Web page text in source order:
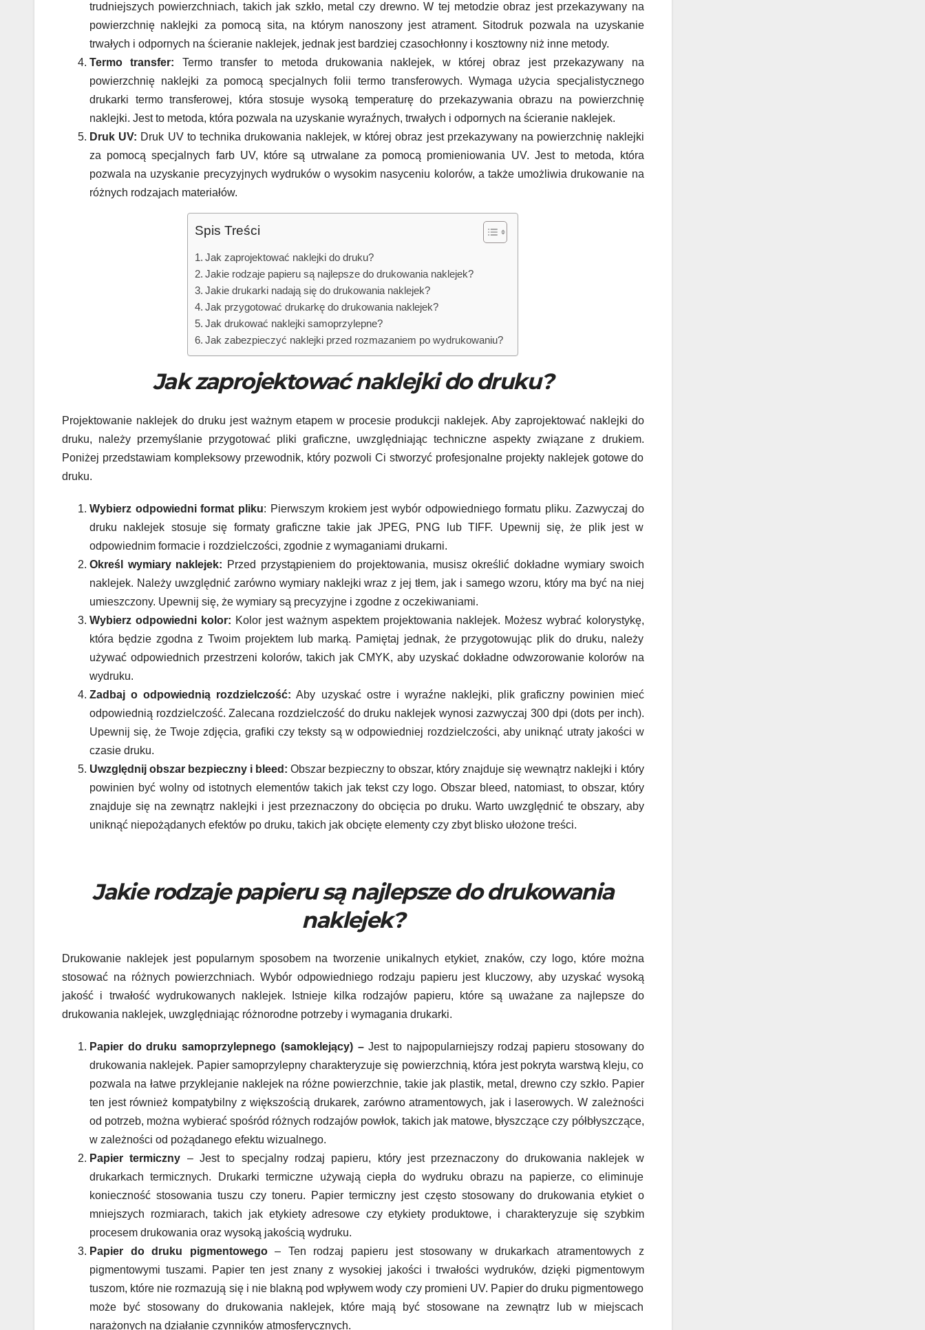
trudniejszych powierzchniach, takich jak szkło, metal czy drewno. W tej metodzie obraz jest przekazywany na
powierzchnię naklejki za pomocą sita, na którym nanoszony jest atrament. Sitodruk pozwala na uzyskanie
trwałych i odpornych na ścieranie naklejek, jednak jest bardziej czasochłonny i kosztowny niż inne metody.
Termo transfer: Termo transfer to metoda drukowania naklejek, w której obraz jest przekazywany na
powierzchnię naklejki za pomocą specjalnych folii termo transferowych. Wymaga użycia specjalistycznego
drukarki termo transferowej, która stosuje wysoką temperaturę do przekazywania obrazu na powierzchnię
naklejki. Jest to metoda, która pozwala na uzyskanie wyraźnych, trwałych i odpornych na ścieranie naklejek.
Druk UV: Druk UV to technika drukowania naklejek, w której obraz jest przekazywany na powierzchnię naklejki
za pomocą specjalnych farb UV, które są utrwalane za pomocą promieniowania UV. Jest to metoda, która
pozwala na uzyskanie precyzyjnych wydruków o wysokim nasyceniu kolorów, a także umożliwia drukowanie na
różnych rodzajach materiałów.
Spis Treści
Jak zaprojektować naklejki do druku?
Jakie rodzaje papieru są najlepsze do drukowania naklejek?
Jakie drukarki nadają się do drukowania naklejek?
Jak przygotować drukarkę do drukowania naklejek?
Jak drukować naklejki samoprzylepne?
Jak zabezpieczyć naklejki przed rozmazaniem po wydrukowaniu?
Jak zaprojektować naklejki do druku?
Projektowanie naklejek do druku jest ważnym etapem w procesie produkcji naklejek. Aby zaprojektować naklejki do
druku, należy przemyślanie przygotować pliki graficzne, uwzględniając techniczne aspekty związane z drukiem.
Poniżej przedstawiam kompleksowy przewodnik, który pozwoli Ci stworzyć profesjonalne projekty naklejek gotowe do
druku.
Wybierz odpowiedni format pliku: Pierwszym krokiem jest wybór odpowiedniego formatu pliku. Zazwyczaj do
druku naklejek stosuje się formaty graficzne takie jak JPEG, PNG lub TIFF. Upewnij się, że plik jest w
odpowiednim formacie i rozdzielczości, zgodnie z wymaganiami drukarni.
Określ wymiary naklejek: Przed przystąpieniem do projektowania, musisz określić dokładne wymiary swoich
naklejek. Należy uwzględnić zarówno wymiary naklejki wraz z jej tłem, jak i samego wzoru, który ma być na niej
umieszczony. Upewnij się, że wymiary są precyzyjne i zgodne z oczekiwaniami.
Wybierz odpowiedni kolor: Kolor jest ważnym aspektem projektowania naklejek. Możesz wybrać kolorystykę,
która będzie zgodna z Twoim projektem lub marką. Pamiętaj jednak, że przygotowując plik do druku, należy
używać odpowiednich przestrzeni kolorów, takich jak CMYK, aby uzyskać dokładne odwzorowanie kolorów na
wydruku.
Zadbaj o odpowiednią rozdzielczość: Aby uzyskać ostre i wyraźne naklejki, plik graficzny powinien mieć
odpowiednią rozdzielczość. Zalecana rozdzielczość do druku naklejek wynosi zazwyczaj 300 dpi (dots per inch).
Upewnij się, że Twoje zdjęcia, grafiki czy teksty są w odpowiedniej rozdzielczości, aby uniknąć utraty jakości w
czasie druku.
Uwzględnij obszar bezpieczny i bleed: Obszar bezpieczny to obszar, który znajduje się wewnątrz naklejki i który
powinien być wolny od istotnych elementów takich jak tekst czy logo. Obszar bleed, natomiast, to obszar, który
znajduje się na zewnątrz naklejki i jest przeznaczony do obcięcia po druku. Warto uwzględnić te obszary, aby
uniknąć niepożądanych efektów po druku, takich jak obcięte elementy czy zbyt blisko ułożone treści.
Jakie rodzaje papieru są najlepsze do drukowania
naklejek?
Drukowanie naklejek jest popularnym sposobem na tworzenie unikalnych etykiet, znaków, czy logo, które można
stosować na różnych powierzchniach. Wybór odpowiedniego rodzaju papieru jest kluczowy, aby uzyskać wysoką
jakość i trwałość wydrukowanych naklejek. Istnieje kilka rodzajów papieru, które są uważane za najlepsze do
drukowania naklejek, uwzględniając różnorodne potrzeby i wymagania drukarki.
Papier do druku samoprzylepnego (samoklejący) –Jest to najpopularniejszy rodzaj papieru stosowany do
drukowania naklejek. Papier samoprzylepny charakteryzuje się powierzchnią, która jest pokryta warstwą kleju, co
pozwala na łatwe przyklejanie naklejek na różne powierzchnie, takie jak plastik, metal, drewno czy szkło. Papier
ten jest również kompatybilny z większością drukarek, zarówno atramentowych, jak i laserowych. W zależności
od potrzeb, można wybierać spośród różnych rodzajów powłok, takich jak matowe, błyszczące czy półbłyszczące,
w zależności od pożądanego efektu wizualnego.
Papier termiczny – Jest to specjalny rodzaj papieru, który jest przeznaczony do drukowania naklejek w
drukarkach termicznych. Drukarki termiczne używają ciepła do wydruku obrazu na papierze, co eliminuje
konieczność stosowania tuszu czy toneru. Papier termiczny jest często stosowany do drukowania etykiet o
mniejszych rozmiarach, takich jak etykiety adresowe czy etykiety produktowe, i charakteryzuje się szybkim
procesem drukowania oraz wysoką jakością wydruku.
Papier do druku pigmentowego– Ten rodzaj papieru jest stosowany w drukarkach atramentowych z
pigmentowymi tuszami. Papier ten jest znany z wysokiej jakości i trwałości wydruków, dzięki pigmentowym
tuszom, które nie rozmazują się i nie blakną pod wpływem wody czy promieni UV. Papier do druku pigmentowego
może być stosowany do drukowania naklejek, które mają być stosowane na zewnątrz lub w miejscach
narażonych na działanie czynników atmosferycznych.